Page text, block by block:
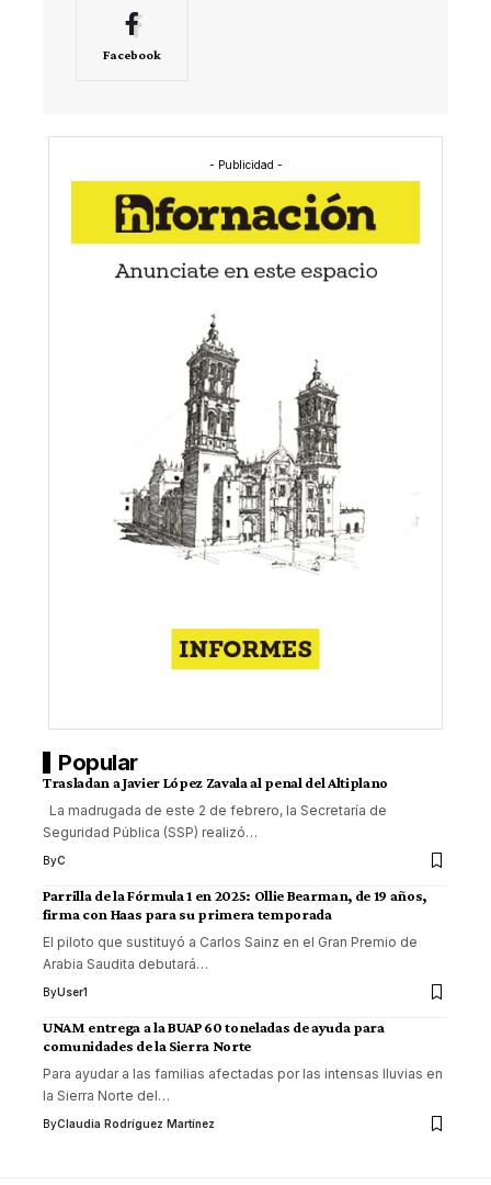
Facebook
- Publicidad -
Popular
Trasladan a Javier López Zavala al penal del Altiplano
La madrugada de este 2 de febrero, la Secretaría de
Seguridad Pública (SSP) realizó…
ByC
Parrilla de la Fórmula 1 en 2025: Ollie Bearman, de 19 años,
firma con Haas para su primera temporada
El piloto que sustituyó a Carlos Sainz en el Gran Premio de
Arabia Saudita debutará…
ByUser1
UNAM entrega a la BUAP 60 toneladas de ayuda para
comunidades de la Sierra Norte
Para ayudar a las familias afectadas por las intensas lluvias en
la Sierra Norte del…
ByClaudia Rodríguez Martínez